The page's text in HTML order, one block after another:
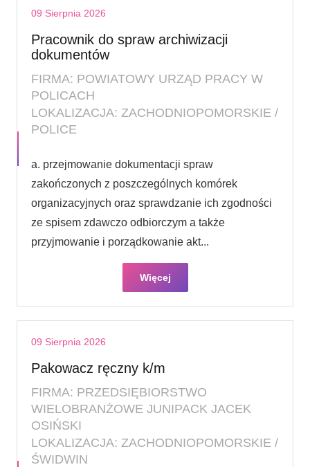
09 Sierpnia 2026
Pracownik do spraw archiwizacji
dokumentów
FIRMA: POWIATOWY URZĄD PRACY W
POLICACH
LOKALIZACJA: ZACHODNIOPOMORSKIE /
POLICE
a. przejmowanie dokumentacji spraw
zakończonych z poszczególnych komórek
organizacyjnych oraz sprawdzanie ich zgodności
ze spisem zdawczo odbiorczym a także
przyjmowanie i porządkowanie akt...
Więcej
09 Sierpnia 2026
Pakowacz ręczny k/m
FIRMA: PRZEDSIĘBIORSTWO
WIELOBRANŻOWE JUNIPACK JACEK
OSIŃSKI
LOKALIZACJA: ZACHODNIOPOMORSKIE /
ŚWIDWIN